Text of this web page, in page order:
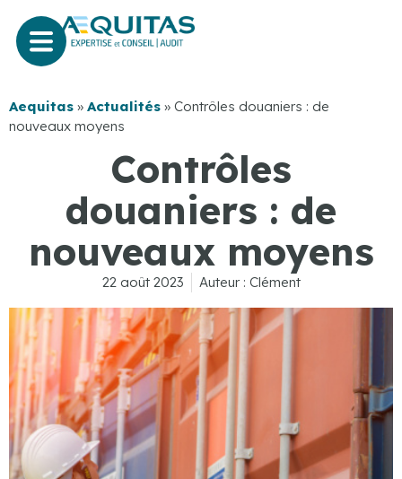
Aequitas » Actualités » Contrôles douaniers : de
nouveaux moyens
Contrôles
douaniers : de
nouveaux moyens
22 août 2023 Auteur : Clément